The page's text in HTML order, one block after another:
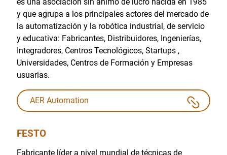
y que agrupa a los principales actores del mercado de
la automatización y la robótica industrial, de servicio
y educativa: Fabricantes, Distribuidores, Ingenierías,
Integradores, Centros Tecnológicos, Startups ,
Universidades, Centros de Formación y Empresas
usuarias.
AER Automation
FESTO
Fabricante líder a nivel mundial de técnicas de